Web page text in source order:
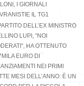
I GIORNALI
IL TG1
DELL’EX MINISTRO
LUPI, “NOI
HA OTTENUTO
EURO DI
NEI PRIMI
MESI DELL’ANNO: È UN